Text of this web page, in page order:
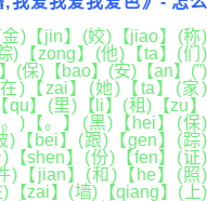
jin】(姣)【jiao】(称)
)【zong】(他)【ta】(们)
(保)【bao】(安)【an】(”)
)【zai】(她)【ta】(家)
qu】(里)【li】(租)【zu】
)【。】(黑)【hei】(保)
)【bei】(跟)【gen】(踪)
【shen】(份)【fen】(证)
)【jian】(和)【he】(照)
【zai】(墙)【qiang】(上)